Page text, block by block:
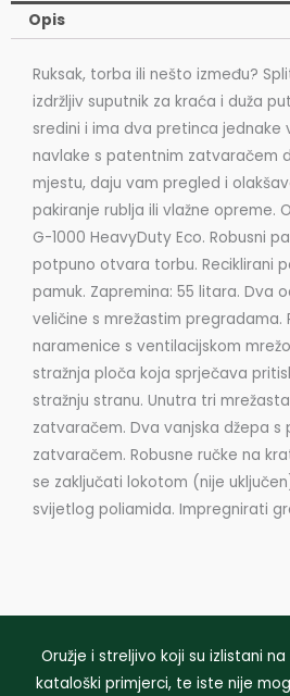
Opis
Ruksak, torba ili nešto između?
izdržljiv suputnik za kraća i duža
sredini i ima dva pretinca jednake
navlake s patentnim zatvaračem
mjestu, daju vam pregled i
pakiranje rublja ili vlažne opreme.
G-1000 HeavyDuty Eco. Robusni
potpuno otvara torbu. Reciklirani
pamuk. Zapremina: 55 litara. Dva
veličine s mrežastim pregradama.
naramenice s ventilacijskom
stražnja ploča koja sprječava
stražnju stranu. Unutra tri
zatvaračem. Dva vanjska džepa s
zatvaračem. Robusne ručke na
se zaključati lokotom (nije
svijetlog poliamida. Impregnirati
Oružje i streljivo koji su izlistani
kataloški primjerci, te iste nije